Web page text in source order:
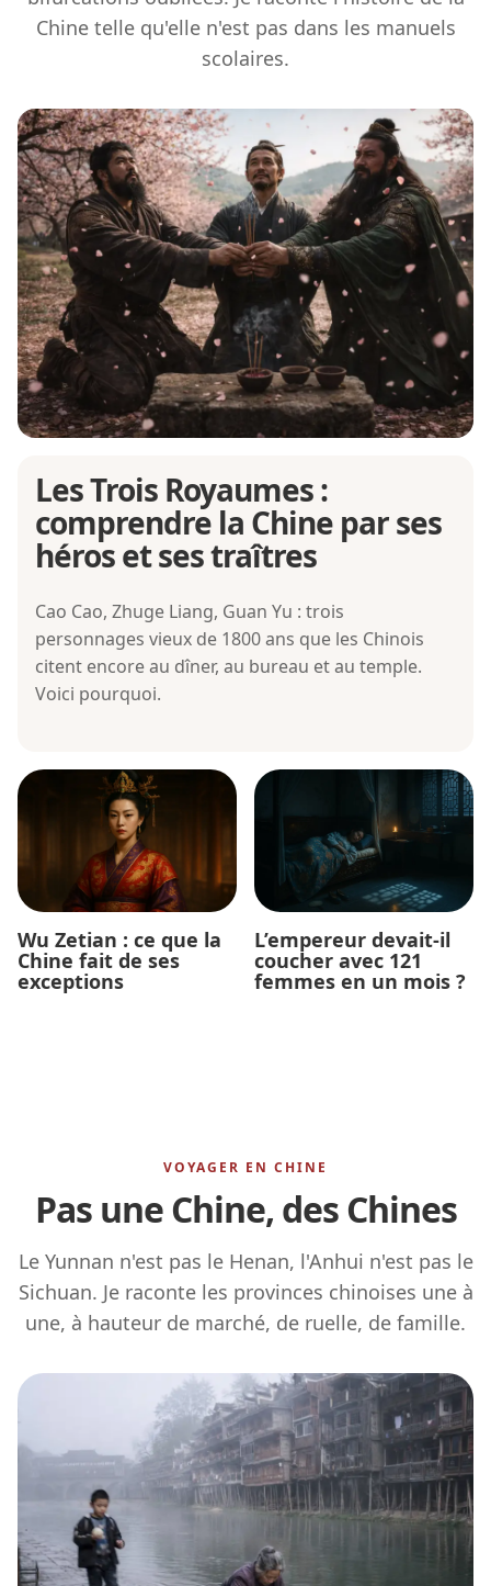
Chine telle qu'elle n'est pas dans les manuels
scolaires.
Les Trois Royaumes :
comprendre la Chine par ses
héros et ses traîtres
Cao Cao, Zhuge Liang, Guan Yu : trois
personnages vieux de 1800 ans que les Chinois
citent encore au dîner, au bureau et au temple.
Voici pourquoi.
Wu Zetian : ce que la
Chine fait de ses
exceptions
L’empereur devait-il
coucher avec 121
femmes en un mois ?
VOYAGER EN CHINE
Pas une Chine, des Chines
Le Yunnan n'est pas le Henan, l'Anhui n'est pas le
Sichuan. Je raconte les provinces chinoises une à
une, à hauteur de marché, de ruelle, de famille.